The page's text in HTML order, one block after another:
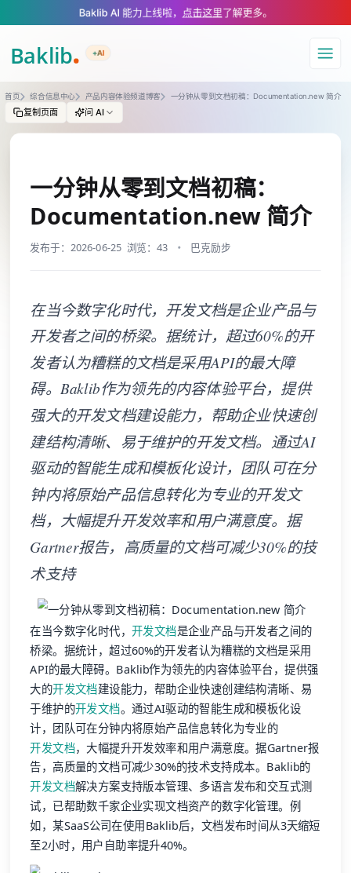
A Markdown version of this page is available at https://
Baklib AI 能力上线啦， 点击这里了解更多。
+AI
导航
首页 综合信息中心 产品内容体验频道博客 一分钟从零到文档初稿：Documentation.new 简介
复制页面 问 AI
一分钟从零到文档初稿：
Documentation.new 简介
发布于：2026-06-25 浏览：43 巴克励步
在当今数字化时代，开发文档是企业产品与
开发者之间的桥梁。据统计，超过60%的开
发者认为糟糕的文档是采用API的最大障
碍。Baklib作为领先的内容体验平台，提供
强大的开发文档建设能力，帮助企业快速创
建结构清晰、易于维护的开发文档。通过AI
驱动的智能生成和模板化设计，团队可在分
钟内将原始产品信息转化为专业的开发文
档，大幅提升开发效率和用户满意度。据
Gartner报告，高质量的文档可减少30%的技
术支持
在当今数字化时代，开发文档是企业产品与开发者之间的
桥梁。据统计，超过60%的开发者认为糟糕的文档是采用
API的最大障碍。Baklib作为领先的内容体验平台，提供强
大的开发文档建设能力，帮助企业快速创建结构清晰、易
于维护的开发文档。通过AI驱动的智能生成和模板化设
计，团队可在分钟内将原始产品信息转化为专业的
开发文档，大幅提升开发效率和用户满意度。据Gartner报
告，高质量的文档可减少30%的技术支持成本。Baklib的
开发文档解决方案支持版本管理、多语言发布和交互式测
试，已帮助数千家企业实现文档资产的数字化管理。例
如，某SaaS公司在使用Baklib后，文档发布时间从3天缩短
至2小时，用户自助率提升40%。